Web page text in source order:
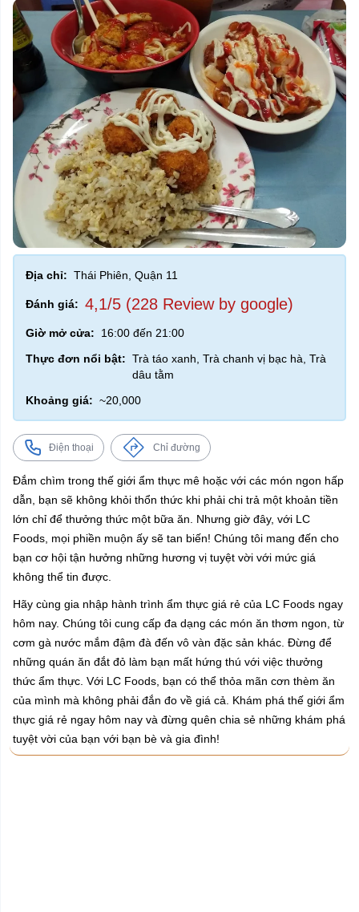
Địa chỉ: Thái Phiên, Quận 11
Đánh giá: 4,1/5 (228 Review by google)
Giờ mở cửa:
16:00 đến 21:00
Thực đơn nổi bật: Trà táo xanh, Trà chanh vị bạc hà, Trà
dâu tằm
Khoảng giá: ~20,000
Điện thoại Chỉ đường
Đắm chìm trong thế giới ẩm thực mê hoặc với các món ngon hấp
dẫn, bạn sẽ không khỏi thổn thức khi phải chi trả một khoản tiền
lớn chỉ để thưởng thức một bữa ăn. Nhưng giờ đây, với LC
Foods, mọi phiền muộn ấy sẽ tan biến! Chúng tôi mang đến cho
bạn cơ hội tận hưởng những hương vị tuyệt vời với mức giá
không thể tin được.
Hãy cùng gia nhập hành trình ẩm thực giá rẻ của LC Foods ngay
hôm nay. Chúng tôi cung cấp đa dạng các món ăn thơm ngon, từ
cơm gà nước mắm đậm đà đến vô vàn đặc sản khác. Đừng để
những quán ăn đắt đỏ làm bạn mất hứng thú với việc thưởng
thức ẩm thực. Với LC Foods, bạn có thể thỏa mãn cơn thèm ăn
của mình mà không phải đắn đo về giá cả. Khám phá thế giới ẩm
thực giá rẻ ngay hôm nay và đừng quên chia sẻ những khám phá
tuyệt vời của bạn với bạn bè và gia đình!